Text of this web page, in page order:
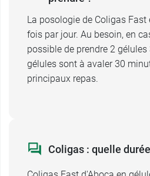
Aboca propose aussi la
Fabricant
ABOCA
ABOCA SpA Società Agricola
La posologie de Coligas Fast
fois par jour. Au besoin, en
possible de prendre 2
gélules sont à avaler 30
principaux repas.
Coligas : quelle